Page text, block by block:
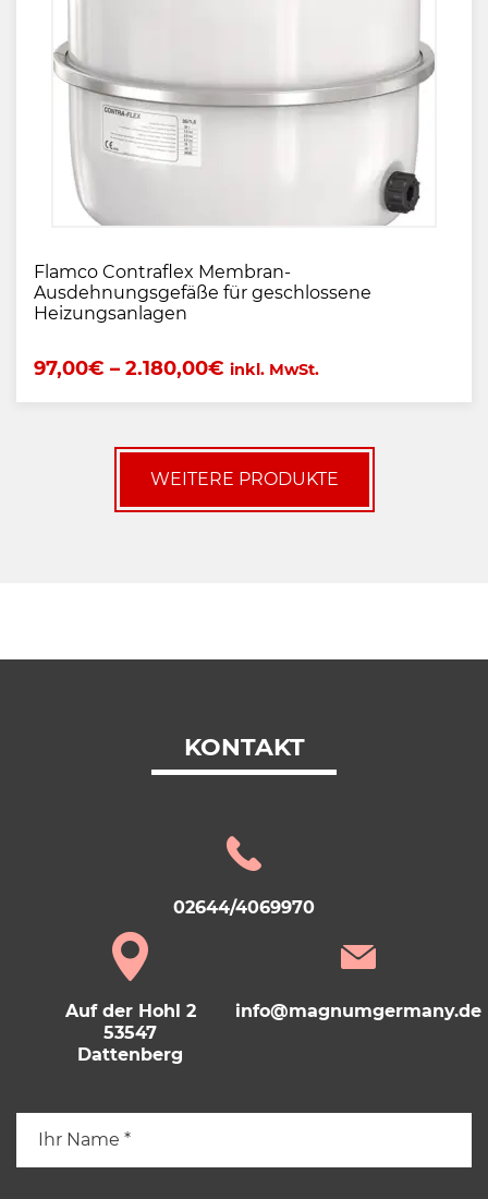
Flamco Contraflex Membran-
Ausdehnungsgefäße für geschlossene
Heizungsanlagen
97,00€ – 2.180,00€ inkl. MwSt.
WEITERE PRODUKTE
KONTAKT
02644/4069970
Auf der Hohl 2
53547
Dattenberg
info@magnumgermany.de